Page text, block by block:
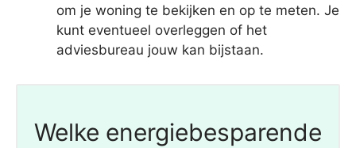
om je woning te bekijken en op te meten. Je
kunt eventueel overleggen of het
adviesbureau jouw kan bijstaan.
Welke energiebesparende